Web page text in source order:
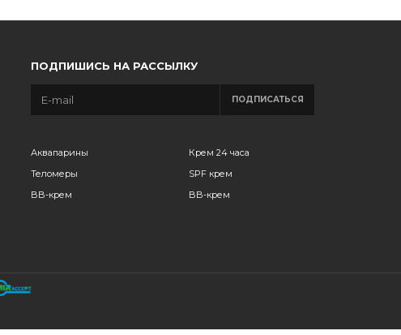
ПОДПИШИСЬ НА РАССЫЛКУ
ПОДПИСАТЬСЯ
Аквапарины
Теломеры
BB-крем
Крем 24 часа
SPF крем
BB-крем